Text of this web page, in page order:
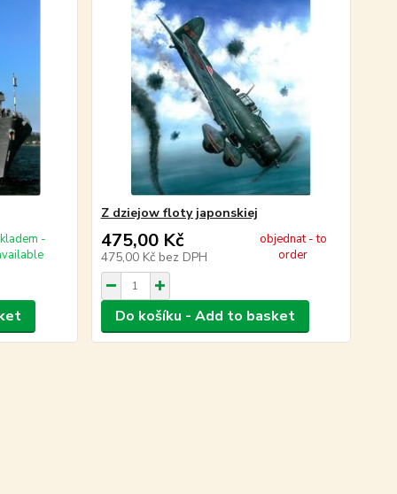
-
Z dziejow floty japonskiej
475,00 Kč
475,00 Kč bez DPH
objednat - to
order
Do košíku - Add to basket